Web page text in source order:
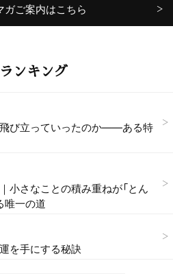
ガご案内はこちら
ンキング
び立っていったのか——ある特
小さなことの積み重ねが「とん
唯一の道
を手にする秘訣